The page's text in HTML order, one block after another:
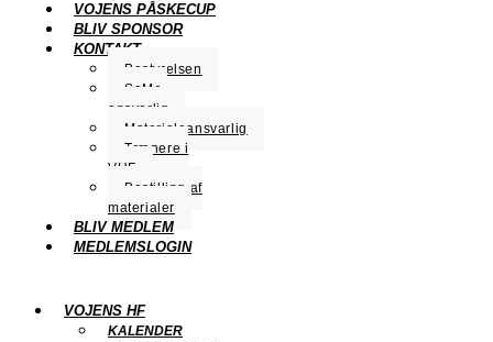
VOJENS PÅSKECUP
BLIV SPONSOR
KONTAKT
Bestyrelsen
SoMe-
ansvarlig
Materialeansvarlig
Trænere i
VHF
Bestilling af
materialer
BLIV MEDLEM
MEDLEMSLOGIN
VOJENS HF
KALENDER